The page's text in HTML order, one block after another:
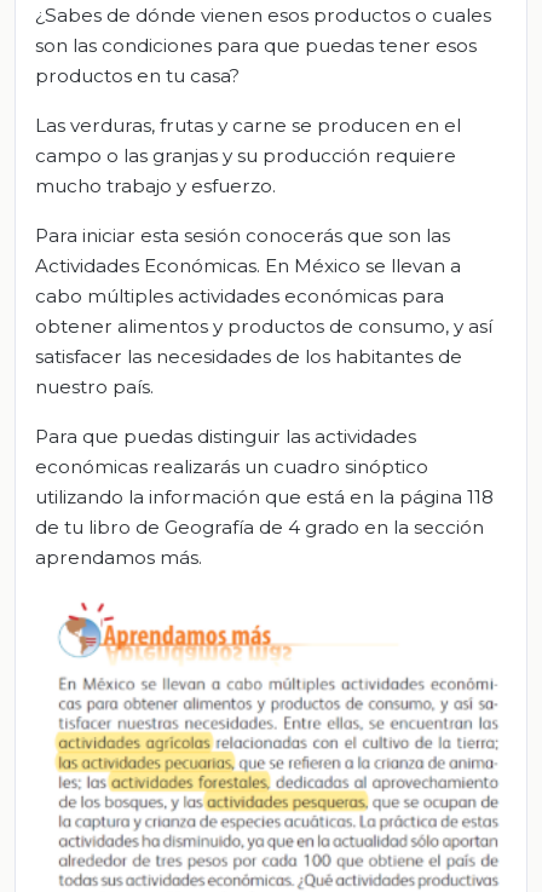
¿Sabes de dónde vienen esos productos o cuales
son las condiciones para que puedas tener esos
productos en tu casa?
Las verduras, frutas y carne se producen en el
campo o las granjas y su producción requiere
mucho trabajo y esfuerzo.
Para iniciar esta sesión conocerás que son las
Actividades Económicas. En México se llevan a
cabo múltiples actividades económicas para
obtener alimentos y productos de consumo, y así
satisfacer las necesidades de los habitantes de
nuestro país.
Para que puedas distinguir las actividades
económicas realizarás un cuadro sinóptico
utilizando la información que está en la página 118
de tu libro de Geografía de 4 grado en la sección
aprendamos más.